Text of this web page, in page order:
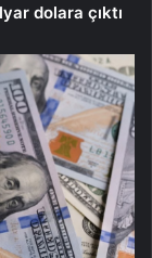
dolara çıktı